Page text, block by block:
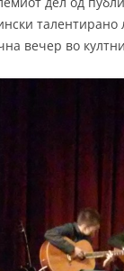
вечер во